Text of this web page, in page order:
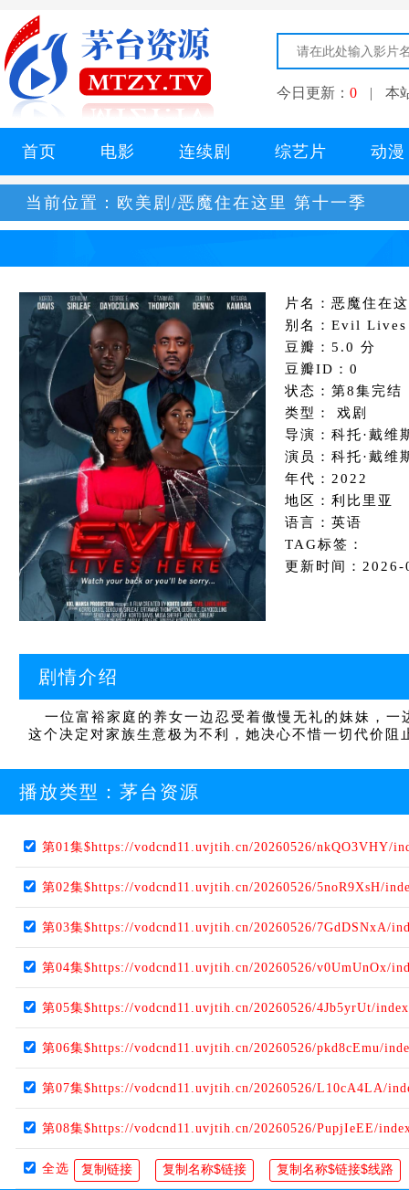
今日更新： 0 | 本
首页 电影 连续剧 综艺片 动漫
当前位置： 欧美剧/恶魔住在这里 第十一季
片名：恶魔住在
别名：Evil
豆瓣：5.0 分
豆瓣ID：0
状态：第8集完结
类型： 戏剧
导演：科托·戴维
演员：科托·戴维
年代：2022
地区：利比里亚
语言：英语
TAG标签：
更新时间：
剧情介绍
一位富裕家庭的养女一边忍受着傲慢无礼的妹妹，一
这个决定对家族生意极为不利，她决心不惜一切代价
播放类型： 茅台资源
第01集$https://vodcnd11.uvjtih.cn/20260526/nkQO3VHY/
第02集$https://vodcnd11.uvjtih.cn/20260526/5noR9XsH/
第03集$https://vodcnd11.uvjtih.cn/20260526/7GdDSNxA/
第04集$https://vodcnd11.uvjtih.cn/20260526/v0UmUnOx/
第05集$https://vodcnd11.uvjtih.cn/20260526/4Jb5yrUt/
第06集$https://vodcnd11.uvjtih.cn/20260526/pkd8cEmu/
第07集$https://vodcnd11.uvjtih.cn/20260526/L10cA4LA/
第08集$https://vodcnd11.uvjtih.cn/20260526/PupjIeEE/
全选